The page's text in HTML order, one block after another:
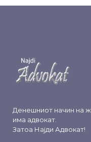
Денешниот начин на
има адвокат.
Затоа Најди Адвокат!